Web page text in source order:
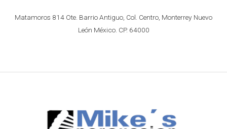
Matamoros 814 Ote. Barrio Antiguo, Col. Centro, Monterrey Nuevo
León México. CP. 64000